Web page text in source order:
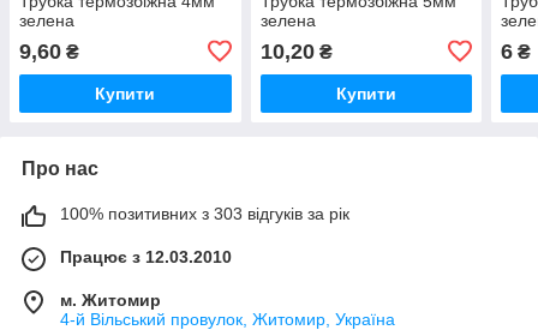
зелена
9,60 ₴
Купити
зелена
10,20₴
Купити
6 ₴
Про нас
100% позитивних з 303 відгуків за рік
Працює з 12.03.2010
м. Житомир
4-й Вільський провулок, Житомир, Україна